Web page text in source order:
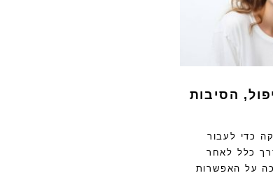
הסיבות
כדי לעבור
כלל לאחר
על האפשרות